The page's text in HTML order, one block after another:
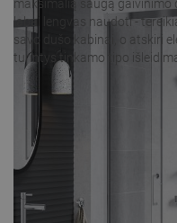
maksimalią saugą gaivinimo
labai lengvas naudoti -
savo dušo kabinai, o atskiri
turintys tinkamo tipo